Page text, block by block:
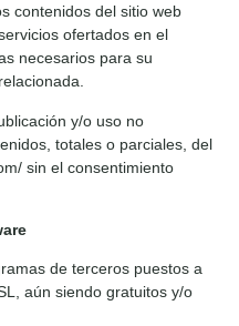
contenidos del sitio web
ofertados en el
necesarios para su
y/o uso no
totales o parciales, del
sin el consentimiento
de terceros puestos a
aún siendo gratuitos y/o